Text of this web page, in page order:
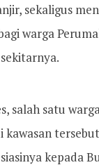
sekaligus
warga
salah satu
kawasan
kepada